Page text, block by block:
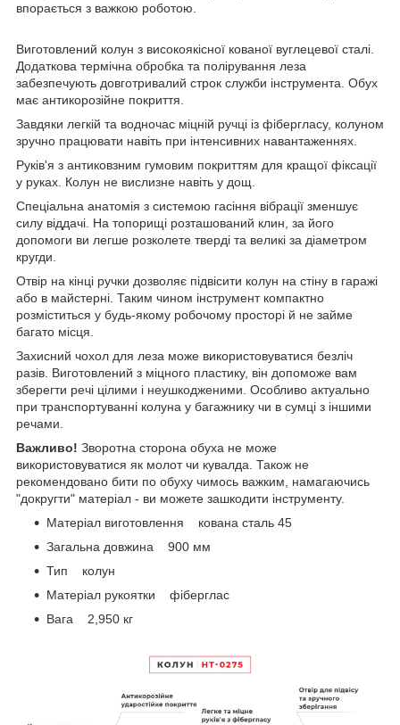
впорається з важкою роботою.
Виготовлений колун з високоякісної кованої вуглецевої сталі.
Додаткова термічна обробка та полірування леза
забезпечують довготривалий строк служби інструмента. Обух
має антикорозійне покриття.
Завдяки легкій та водночас міцній ручці із фібергласу, колуном
зручно працювати навіть при інтенсивних навантаженнях.
Руків'я з антиковзним гумовим покриттям для кращої фіксації
у руках. Колун не вислизне навіть у дощ.
Спеціальна анатомія з системою гасіння вібрації зменшує
силу віддачі. На топорищі розташований клин, за його
допомоги ви легше розколете тверді та великі за діаметром
кругди.
Отвір на кінці ручки дозволяє підвісити колун на стіну в гаражі
або в майстерні. Таким чином інструмент компактно
розміститься у будь-якому робочому просторі й не займе
багато місця.
Захисний чохол для леза може використовуватися безліч
разів. Виготовлений з міцного пластику, він допоможе вам
зберегти речі цілими і неушкодженими. Особливо актуально
при транспортуванні колуна у багажнику чи в сумці з іншими
речами.
Важливо! Зворотна сторона обуха не може
використовуватися як молот чи кувалда. Також не
рекомендовано бити по обуху чимось важким, намагаючись
"докругти" матеріал - ви можете зашкодити інструменту.
Матеріал виготовлення кована сталь 45
Загальна довжина 900 мм
Тип колун
Матеріал рукоятки фіберглас
Вага 2,950 кг